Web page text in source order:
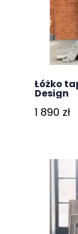
Łóżko
Design
1 890 zł